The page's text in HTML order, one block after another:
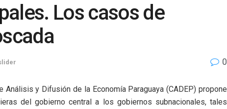
Los casos de
0
y Difusión de la Economía Paraguaya (CADEP) propone
del gobierno central a los gobiernos subnacionales, tales